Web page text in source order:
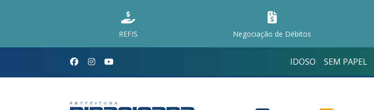
REFIS Negociação de Débitos
IDOSO SEM PAPEL